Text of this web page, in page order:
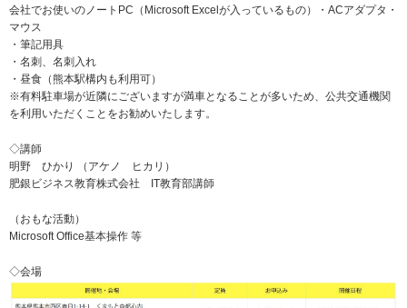
会社でお使いのノートPC（Microsoft Excelが入っているもの）・ACアダプタ・
マウス
・筆記用具
・名刺、名刺入れ
・昼食（熊本駅構内も利用可）
※有料駐車場が近隣にございますが満車となることが多いため、公共交通機関
を利用いただくことをお勧めいたします。
◇講師
明野 ひかり （アケノ ヒカリ）
肥銀ビジネス教育株式会社 IT教育部講師
（おもな活動）
Microsoft Office基本操作 等
◇会場